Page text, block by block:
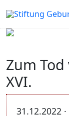
Zum
XVI.
31.12.2022